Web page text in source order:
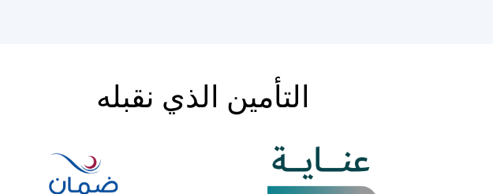
التأمين الذي نقبله